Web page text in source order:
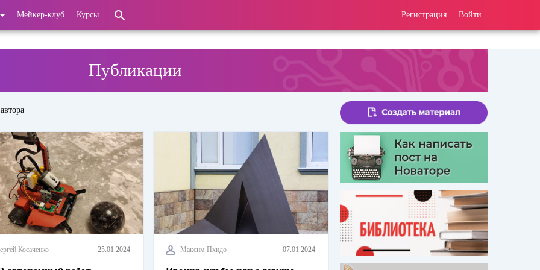
Регистрация Войти
Мейкер-клуб Курсы
Публикации
автора
Косаченко 25.01.2024 Максим Пхидо 07.01.2024